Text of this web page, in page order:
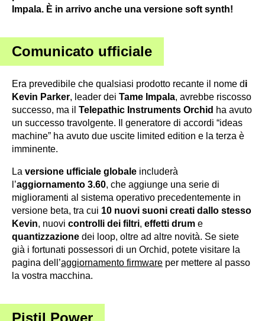
Impala. È in arrivo anche una versione soft synth!
Comunicato ufficiale
Era prevedibile che qualsiasi prodotto recante il nome di
Kevin Parker, leader dei Tame Impala, avrebbe riscosso
successo, ma il Telepathic Instruments Orchid ha avuto
un successo travolgente. Il generatore di accordi “ideas
machine” ha avuto due uscite limited edition e la terza è
imminente.
La versione ufficiale globale includerà
l’aggiornamento 3.60, che aggiunge una serie di
miglioramenti al sistema operativo precedentemente in
versione beta, tra cui 10 nuovi suoni creati dallo stesso
Kevin, nuovi controlli dei filtri, effetti drum e
quantizzazione dei loop, oltre ad altre novità. Se siete
già i fortunati possessori di un Orchid, potete visitare la
pagina dell’aggiornamento firmware per mettere al passo
la vostra macchina.
Pistil Power